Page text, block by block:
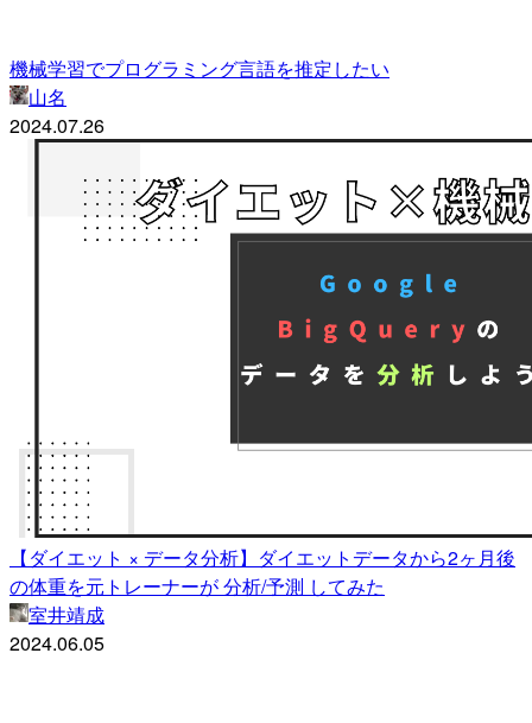
機械学習でプログラミング言語を推定したい
山名
2024.07.26
【ダイエット × データ分析】ダイエットデータから2ヶ月後
の体重を元トレーナーが 分析/予測 してみた
室井靖成
2024.06.05